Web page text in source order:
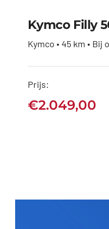
Kymco Filly
Kymco • 45 km •
Prijs:
€2.049,00